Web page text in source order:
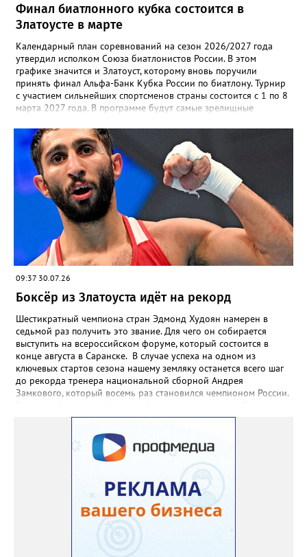
Финал биатлонного кубка состоится в
Златоусте в марте
Календарный план соревнований на сезон 2026/2027 года
утвердил исполком Союза биатлонистов России. В этом
графике значится и Златоуст, которому вновь поручили
принять финал Альфа-Банк Кубка России по биатлону. Турнир
с участием сильнейших спортсменов страны состоится с 1 по 8
марта 2027 года. В программе будут самые зрелищные
09:37 30.07.26
Боксёр из Златоуста идёт на рекорд
Шестикратный чемпиона стран Эдмонд Худоян намерен в
седьмой раз получить это звание. Для чего он собирается
выступить на всероссийском форуме, который состоится в
конце августа в Саранске. В случае успеха на одном из
ключевых стартов сезона нашему земляку останется всего шаг
до рекорда тренера национальной сборной Андрея
Замкового, который восемь раз становился чемпионом России.
стартует в Челябинске. На ринг ДС «Юность» выйдут как
сильнейшие мужчины, так и женщины — лидеры национальной
сборной. Они разыграют 13 комплектов наград.